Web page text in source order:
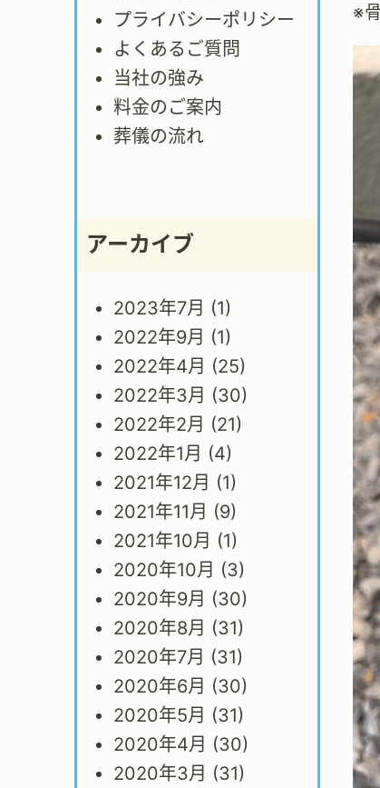
プライバシーポリシー
よくあるご質問
当社の強み
料金のご案内
葬儀の流れ
アーカイブ
2023年7月 (1)
2022年9月 (1)
2022年4月 (25)
2022年3月 (30)
2022年2月 (21)
2022年1月 (4)
2021年12月 (1)
2021年11月 (9)
2021年10月 (1)
2020年10月 (3)
2020年9月 (30)
2020年8月 (31)
2020年7月 (31)
2020年6月 (30)
2020年5月 (31)
2020年4月 (30)
2020年3月 (31)
※